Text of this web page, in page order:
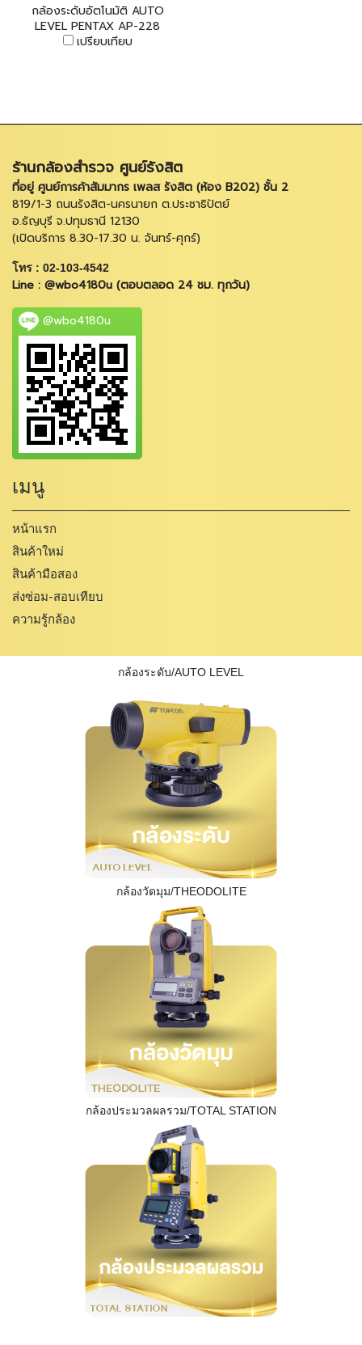
กล้องระดับอัตโนมัติ AUTO
LEVEL PENTAX AP-228
เปรียบเทียบ
ร้านกล้องสำรวจ ศูนย์รังสิต
ที่อยู่ ศูนย์การค้าสัมมากร เพลส รังสิต (ห้อง B202) ชั้น 2
819/1-3 ถนนรังสิต-นครนายก ต.ประชาธิปัตย์
อ.ธัญบุรี จ.ปทุมธานี 12130
(เปิดบริการ 8.30-17.30 น. จันทร์-ศุกร์)
โทร : 02-103-4542
Line : @wbo4180u (ตอบตลอด 24 ชม. ทุกวัน)
@wbo4180u
เมนู
หน้าแรก
สินค้าใหม่
สินค้ามือสอง
ส่งซ่อม-สอบเทียบ
ความรู้กล้อง
กล้องระดับ/AUTO LEVEL
กล้องวัดมุม/THEODOLITE
กล้องประมวลผลรวม/TOTAL STATION